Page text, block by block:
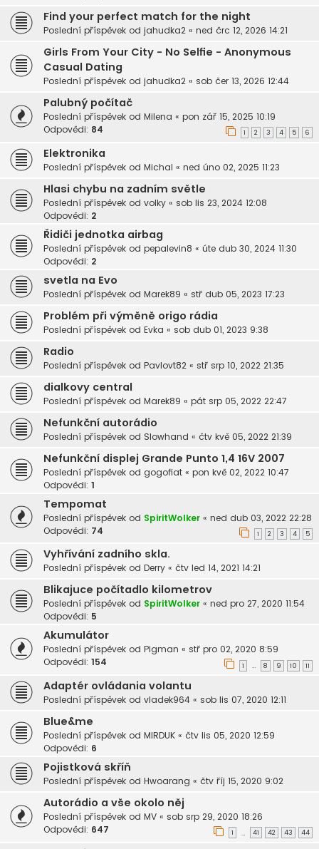
Find your perfect match for the night
Poslední příspěvek od jahudka2 « ned črc 12, 2026 14:21
Girls From Your City - No Selfie - Anonymous
Casual Dating
Poslední příspěvek od jahudka2 « sob čer 13, 2026 12:44
Palubný počítač
Poslední příspěvek od Milena « pon zář 15, 2025 10:19
Odpovědi: 84 1 2 3 4 5 6
Elektronika
Poslední příspěvek od Michal « ned úno 02, 2025 11:23
Hlasi chybu na zadním světle
Poslední příspěvek od volky « sob lis 23, 2024 12:08
Odpovědi: 2
Řidiči jednotka airbag
Poslední příspěvek od pepalevin8 « úte dub 30, 2024 11:30
Odpovědi: 2
svetla na Evo
Poslední příspěvek od Marek89 « stř dub 05, 2023 17:23
Problém při výměně origo rádia
Poslední příspěvek od Evka « sob dub 01, 2023 9:38
Radio
Poslední příspěvek od Pavlovt82 « stř srp 10, 2022 21:35
dialkovy central
Poslední příspěvek od Marek89 « pát srp 05, 2022 22:47
Nefunkční autorádio
Poslední příspěvek od Slowhand « čtv kvě 05, 2022 21:39
Nefunkční displej Grande Punto 1,4 16V 2007
Poslední příspěvek od gogofiat « pon kvě 02, 2022 10:47
Odpovědi: 1
Tempomat
Poslední příspěvek od SpiritWolker « ned dub 03, 2022 22:28
Odpovědi: 74 1 2 3 4 5
Vyhřívání zadního skla.
Poslední příspěvek od Derry « čtv led 14, 2021 14:21
Blikajuce počítadlo kilometrov
Poslední příspěvek od SpiritWolker « ned pro 27, 2020 11:54
Odpovědi: 5
Akumulátor
Poslední příspěvek od Pigman « stř pro 02, 2020 8:59
Odpovědi: 154 1 … 8 9 10 11
Adaptér ovládania volantu
Poslední příspěvek od vladek964 « sob lis 07, 2020 12:11
Blue&me
Poslední příspěvek od MIRDUK « čtv lis 05, 2020 12:59
Odpovědi: 6
Pojistková skříň
Poslední příspěvek od Hwoarang « čtv říj 15, 2020 9:02
Autorádio a vše okolo něj
Poslední příspěvek od MV « sob srp 29, 2020 18:26
Odpovědi: 647 1 … 41 42 43 44